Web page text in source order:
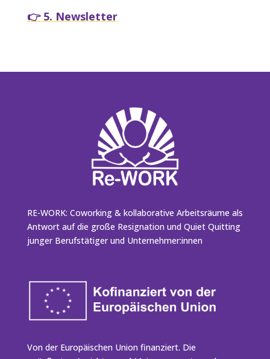
👉 5. Newsletter
RE-WORK: Coworking & kollaborative Arbeitsräume als
Antwort auf die große Resignation und Quiet Quitting
junger Berufstätiger und Unternehmer:innen
Von der Europäischen Union finanziert. Die